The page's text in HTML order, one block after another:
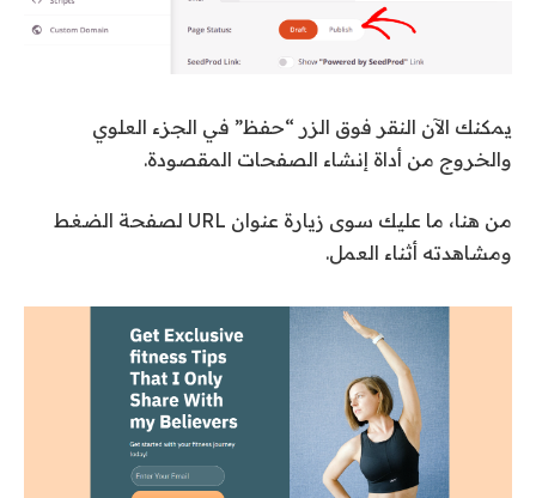
يمكنك الآن النقر فوق الزر “حفظ” في الجزء العلوي
والخروج من أداة إنشاء الصفحات المقصودة.
من هنا، ما عليك سوى زيارة عنوان URL لصفحة الضغط
ومشاهدته أثناء العمل.